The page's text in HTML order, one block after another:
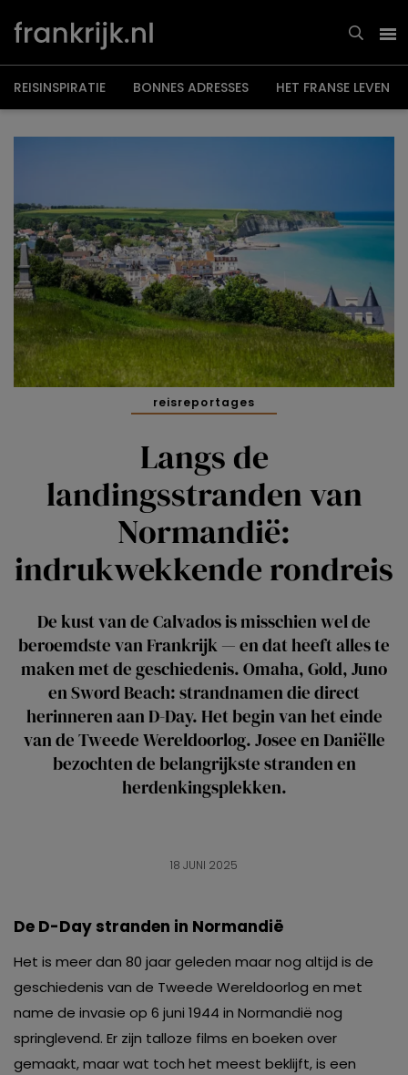
naar
inhoud
REISINSPIRATIE BONNES ADRESSES HET FRANSE LEVEN
reisreportages
Langs de
landingsstranden van
Normandië:
indrukwekkende rondreis
De kust van de Calvados is misschien wel de
beroemdste van Frankrijk — en dat heeft alles te
maken met de geschiedenis. Omaha, Gold, Juno
en Sword Beach: strandnamen die direct
herinneren aan D-Day. Het begin van het einde
van de Tweede Wereldoorlog. Josee en Daniëlle
bezochten de belangrijkste stranden en
herdenkingsplekken.
18 JUNI 2025
De D-Day stranden in Normandië
Het is meer dan 80 jaar geleden maar nog altijd is de
geschiedenis van de Tweede Wereldoorlog en met
name de invasie op 6 juni 1944 in Normandië nog
springlevend. Er zijn talloze films en boeken over
gemaakt, maar wat toch het meest beklijft, is een